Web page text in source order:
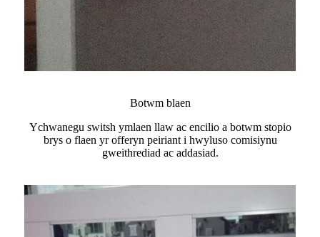
Botwm blaen
Ychwanegu switsh ymlaen llaw ac encilio a botwm stopio
brys o flaen yr offeryn peiriant i hwyluso comisiynu
gweithrediad ac addasiad.